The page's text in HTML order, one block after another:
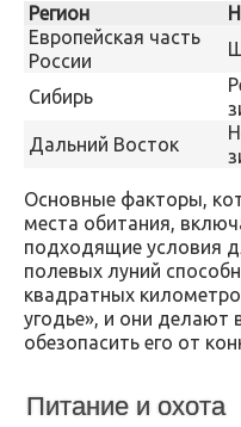
Регион
Европейская часть
России
Сибирь
Дальний Восток
Основные факторы,
места обитания,
подходящие условия
полевых луний
квадратных
угодье», и они делают
обезопасить его от
Питание и охота